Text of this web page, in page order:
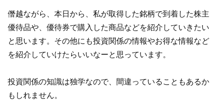
僭越ながら、本日から、私が取得した銘柄で到着した株主
優待品や、優待券で購入した商品などを紹介していきたい
と思います。その他にも投資関係の情報やお得な情報など
を紹介していけたらいいなーと思っています。
投資関係の知識は独学なので、間違っていることもあるか
もしれません。